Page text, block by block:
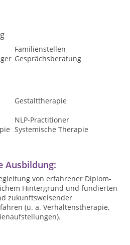
Familienstellen
Gesprächsberatung
Gestalttherapie
NLP-Practitioner
Systemische Therapie
Ausbildung:
von erfahrener Diplom-
Hintergrund und fundierten
zukunftsweisender
(u. a. Verhaltenstherapie,